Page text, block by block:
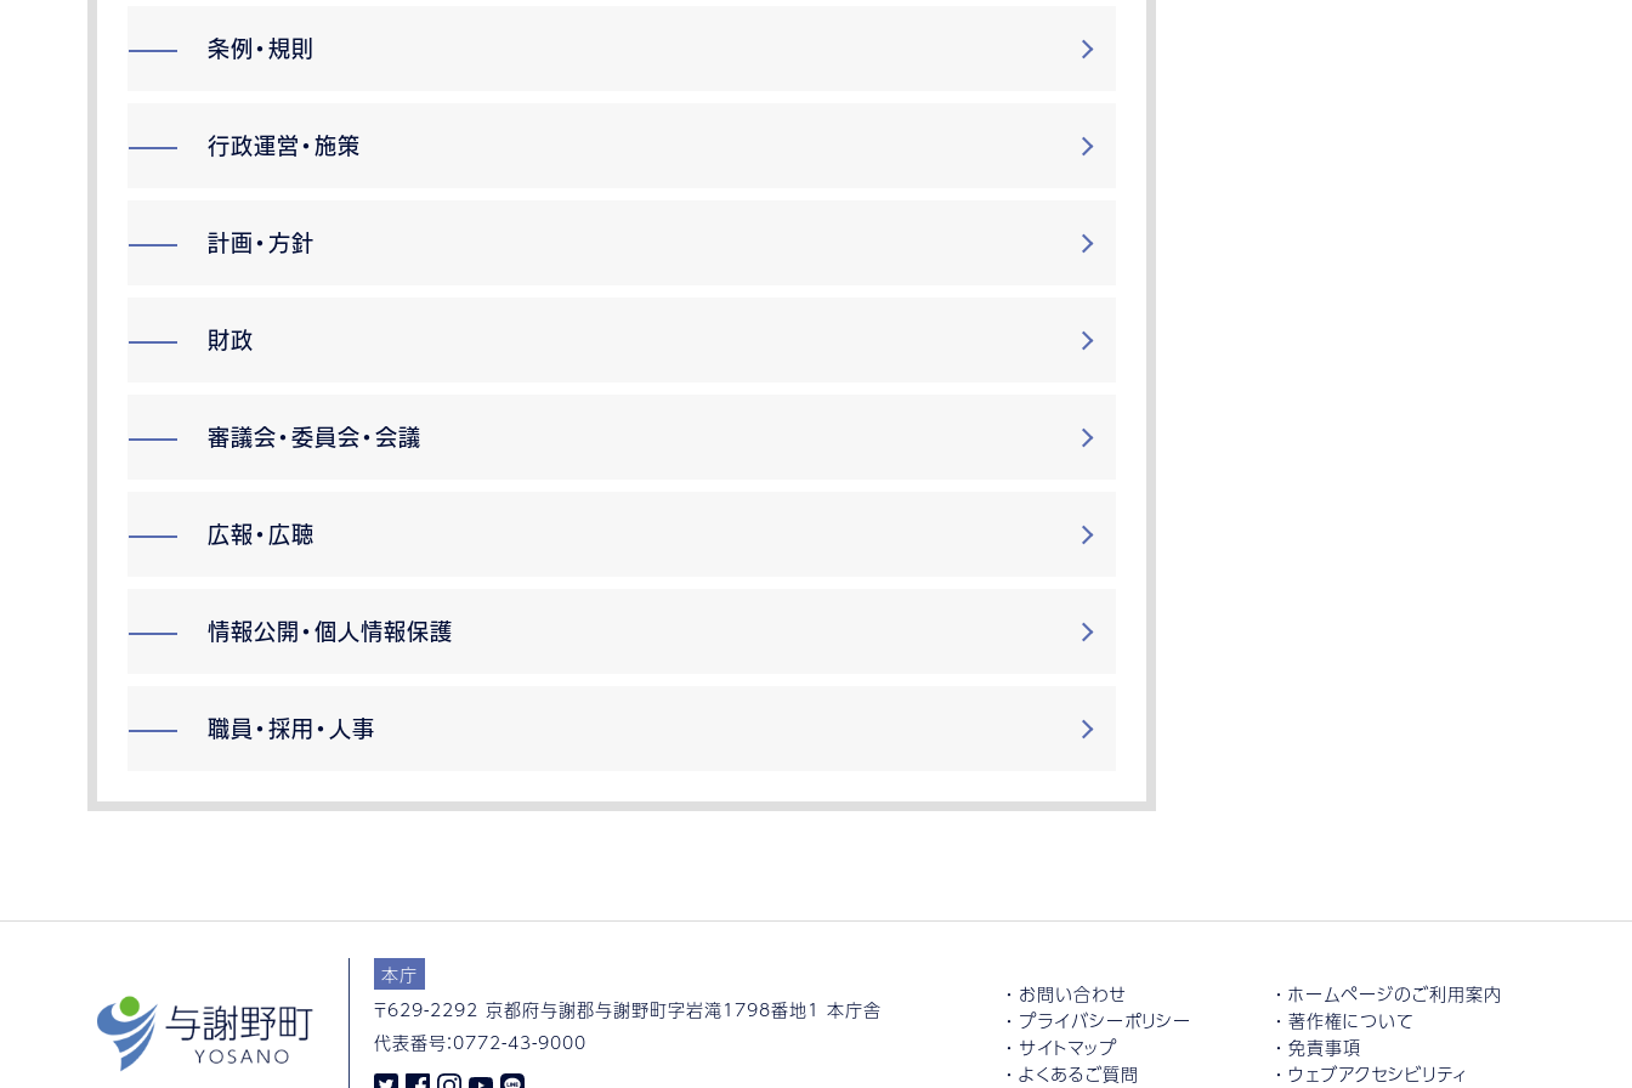
条例・規則
行政運営・施策
計画・方針
財政
審議会・委員会・会議
広報・広聴
情報公開・個人情報保護
職員・採用・人事
本庁
〒629-2292 京都府与謝郡与謝野町字岩滝1798番地1 本庁舎
代表番号：0772-43-9000
お問い合わせ
ホームページのご利用案内
プライバシーポリシー
著作権について
サイトマップ
免責事項
よくあるご質問
ウェブアクセシビリティ